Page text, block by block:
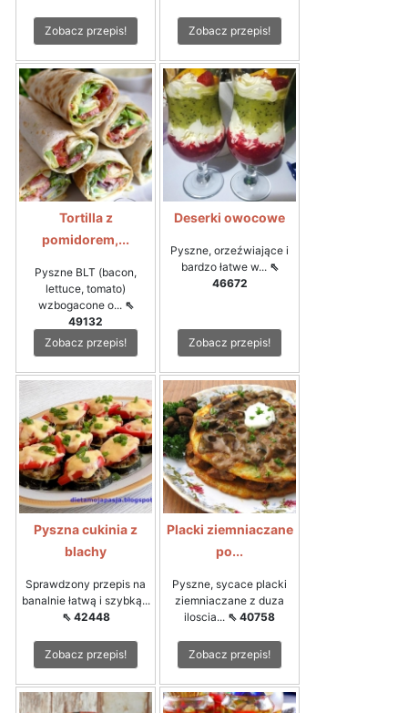
Zobacz przepis! Zobacz przepis!
Tortilla z
pomidorem,...
Pyszne BLT (bacon,
lettuce, tomato)
wzbogacone o... ⇖
49132
Zobacz przepis!
Deserki owocowe
Pyszne, orzeźwiające i
bardzo łatwe w... ⇖
46672
Zobacz przepis!
Pyszna cukinia z
blachy
Sprawdzony przepis na
banalnie łatwą i szybką...
⇖ 42448
Zobacz przepis!
Placki ziemniaczane
po...
Pyszne, sycace placki
ziemniaczane z duza
iloscia... ⇖ 40758
Zobacz przepis!